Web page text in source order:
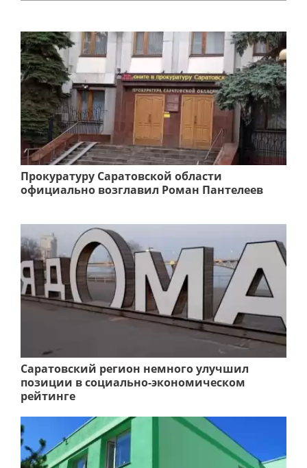
Прокуратуру Саратовской области
официально возглавил Роман Пантелеев
Саратовский регион немного улучшил
позиции в социально-экономическом
рейтинге